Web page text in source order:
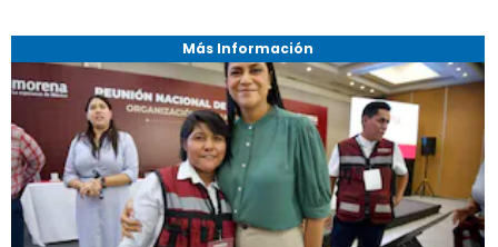
Más Información